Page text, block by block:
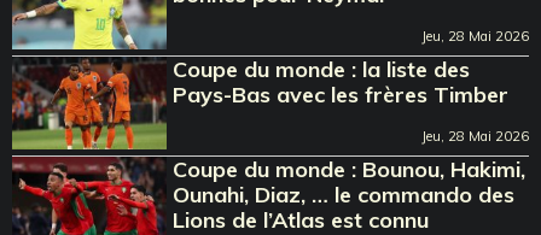
Jeu, 28 Mai 2026
Coupe du monde : la liste des
Pays-Bas avec les frères Timber
Jeu, 28 Mai 2026
Coupe du monde : Bounou, Hakimi,
Ounahi, Diaz, … le commando des
Lions de l’Atlas est connu